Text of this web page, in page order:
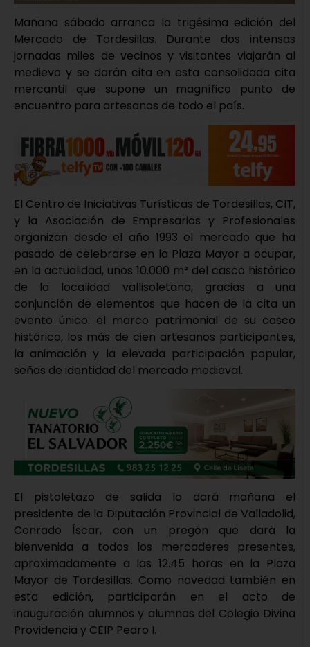
Mañana sábado arranca la trigésima edición del
Mercado de Tordesillas. Durante dos intensas
jornadas miles de vecinos y visitantes viajarán al
medievo y se darán cita en esta consolidada cita
mercantil que supone un magnífico punto de
encuentro para artesanos de todo el país.
El Centro de Iniciativas Turísticas de Tordesillas, CIT,
y la Asociación de Empresarios y Profesionales
organizan desde el año 1993 el mercado que ha
pasado de celebrarse en la Plaza Mayor a ocupar,
en la actualidad, unos 10.000 m² del casco histórico
de la localidad vallisoletana, gracias a una
conjunción de elementos que hacen de la cita un
evento único: el marco patrimonial de su casco
histórico, los más de cien artesanos participantes,
la animación y la elevada participación popular,
señas de identidad del mercado medieval.
El pistoletazo de salida lo dará mañana el
presidente de la Diputación Provincial de Valladolid,
Conrado Íscar, con un pregón que dará la
bienvenida a todos los mercaderes presentes,
aproximadamente a las 12.45 horas en la Plaza
Mayor de Tordesillas. Como novedad también en
esta edición, participarán en el acto de
inauguración alumnos y alumnas del Colegio Divina
Providencia y CEIP Pedro I.